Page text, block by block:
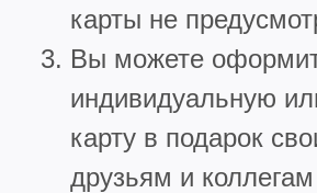
карты не
Вы можете
индивидуальную
карту в подарок
друзьям и